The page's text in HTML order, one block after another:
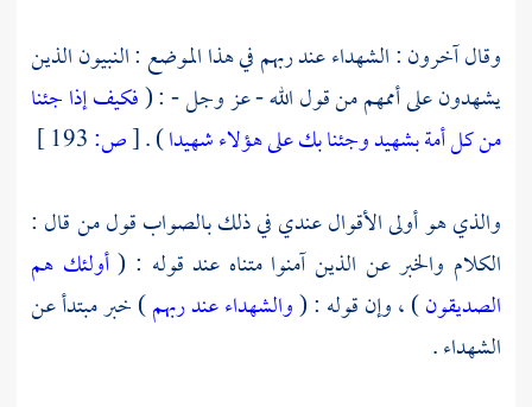
وقال آخرون : الشهداء عند ربهم في هذا الموضع : النبيون الذين
يشهدون على أممهم من قول الله - عز وجل - : (فكيف إذا جئنا
من كل أمة بشهيد وجئنا بك على هؤلاء شهيدا) .
[ص:
والذي هو أولى الأقوال عندي في ذلك بالصواب قول من قال :
الكلام والخبر عن الذين آمنوا متناه عند قوله : (أولئك هم
الصديقون) ، وإن قوله : (والشهداء عند ربهم) خبر مبتدأ عن
الشهداء .